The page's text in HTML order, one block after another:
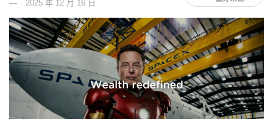
2025 年 12 月 16 日